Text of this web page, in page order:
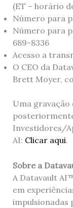
(ET – horário
Número para
Número para
689-8336
Acesso a
O CEO da
Brett Moyer,
Uma gravação
Investidores/
AI: Clicar aqui.
Sobre a
A Datavault
em
impulsionadas